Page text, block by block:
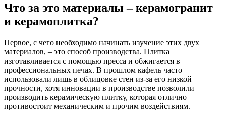
Что за это материалы – керамогранит
и керамоплитка?
Первое, с чего необходимо начинать изучение этих двух
материалов, – это способ производства. Плитка
изготавливается с помощью пресса и обжигается в
профессиональных печах. В прошлом кафель часто
использовали лишь в облицовке стен из-за его низкой
прочности, хотя инновации в производстве позволили
производить керамическую плитку, которая отлично
противостоит механическим и прочим воздействиям.